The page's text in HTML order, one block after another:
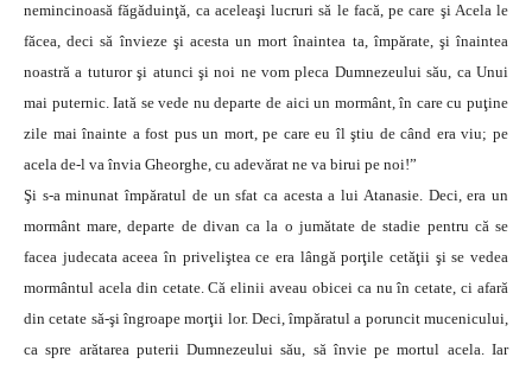
nemincinoasă făgăduinţă, ca aceleaşi lucruri să le facă, pe care şi Acela le
făcea, deci să învieze şi acesta un mort înaintea ta, împărate, şi înaintea
noastră a tuturor şi atunci şi noi ne vom pleca Dumnezeului său, ca Unui
mai puternic. Iată se vede nu departe de aici un mormânt, în care cu puţine
zile mai înainte a fost pus un mort, pe care eu îl ştiu de când era viu; pe
acela de-l va învia Gheorghe, cu adevărat ne va birui pe noi!”
Şi s-a minunat împăratul de un sfat ca acesta a lui Atanasie. Deci, era un
mormânt mare, departe de divan ca la o jumătate de stadie pentru că se
facea judecata aceea în priveliştea ce era lângă porţile cetăţii şi se vedea
mormântul acela din cetate. Că elinii aveau obicei ca nu în cetate, ci afară
din cetate să-şi îngroape morţii lor. Deci, împăratul a poruncit mucenicului,
ca spre arătarea puterii Dumnezeului său, să învie pe mortul acela. Iar